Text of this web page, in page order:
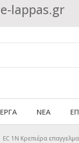
e-lappas.gr
ΕΡΓΑ ΝΕΑ
EC 1N Κρεπιέρα